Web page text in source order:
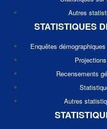
Autres
STATISTIQUES
Enquêtes
Recensements
Autres